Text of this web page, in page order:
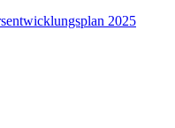
2025